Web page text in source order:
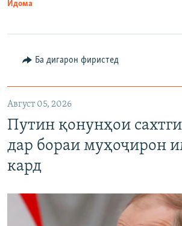
Идома
Ба дигарон фиристед
Август 05, 2026
Путин қонунҳои
дар бораи муҳоҷирон
кард